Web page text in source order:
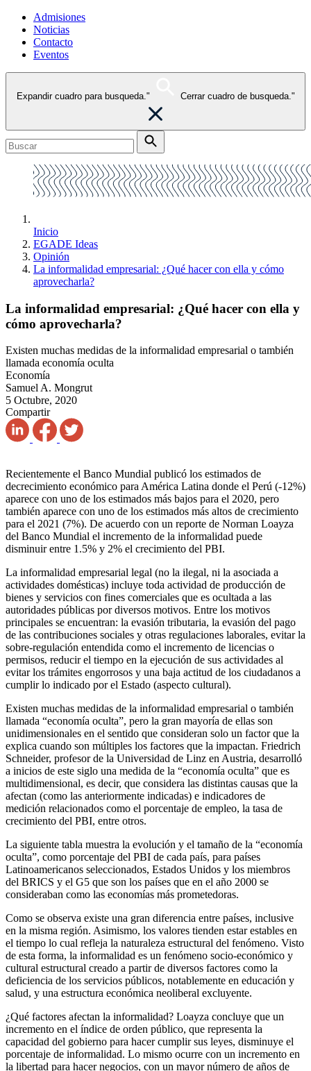
Admisiones
Noticias
Contacto
Eventos
Expandir cuadro para busqueda." Cerrar cuadro de busqueda."
Inicio
EGADE Ideas
Opinión
La informalidad empresarial: ¿Qué hacer con ella y cómo
aprovecharla?
La informalidad empresarial: ¿Qué hacer con ella y
cómo aprovecharla?
Existen muchas medidas de la informalidad empresarial o también
llamada economía oculta
Economía
Samuel A. Mongrut
5 Octubre, 2020
Compartir
Recientemente el Banco Mundial publicó los estimados de
decrecimiento económico para América Latina donde el Perú (-12%)
aparece con uno de los estimados más bajos para el 2020, pero
también aparece con uno de los estimados más altos de crecimiento
para el 2021 (7%). De acuerdo con un reporte de Norman Loayza
del Banco Mundial el incremento de la informalidad puede
disminuir entre 1.5% y 2% el crecimiento del PBI.
La informalidad empresarial legal (no la ilegal, ni la asociada a
actividades domésticas) incluye toda actividad de producción de
bienes y servicios con fines comerciales que es ocultada a las
autoridades públicas por diversos motivos. Entre los motivos
principales se encuentran: la evasión tributaria, la evasión del pago
de las contribuciones sociales y otras regulaciones laborales, evitar la
sobre-regulación entendida como el incremento de licencias o
permisos, reducir el tiempo en la ejecución de sus actividades al
evitar los trámites engorrosos y una baja actitud de los ciudadanos a
cumplir lo indicado por el Estado (aspecto cultural).
Existen muchas medidas de la informalidad empresarial o también
llamada “economía oculta”, pero la gran mayoría de ellas son
unidimensionales en el sentido que consideran solo un factor que la
explica cuando son múltiples los factores que la impactan. Friedrich
Schneider, profesor de la Universidad de Linz en Austria, desarrolló
a inicios de este siglo una medida de la “economía oculta” que es
multidimensional, es decir, que considera las distintas causas que la
afectan (como las anteriormente indicadas) e indicadores de
medición relacionados como el porcentaje de empleo, la tasa de
crecimiento del PBI, entre otros.
La siguiente tabla muestra la evolución y el tamaño de la “economía
oculta”, como porcentaje del PBI de cada país, para países
Latinoamericanos seleccionados, Estados Unidos y los miembros
del BRICS y el G5 que son los países que en el año 2000 se
consideraban como las economías más prometedoras.
Como se observa existe una gran diferencia entre países, inclusive
en la misma región. Asimismo, los valores tienden estar estables en
el tiempo lo cual refleja la naturaleza estructural del fenómeno. Visto
de esta forma, la informalidad es un fenómeno socio-económico y
cultural estructural creado a partir de diversos factores como la
deficiencia de los servicios públicos, notablemente en educación y
salud, y una estructura económica neoliberal excluyente.
¿Qué factores afectan la informalidad? Loayza concluye que un
incremento en el índice de orden público, que representa la
capacidad del gobierno para hacer cumplir sus leyes, disminuye el
porcentaje de informalidad. Lo mismo ocurre con un incremento en
la libertad para hacer negocios, con un mayor número de años de